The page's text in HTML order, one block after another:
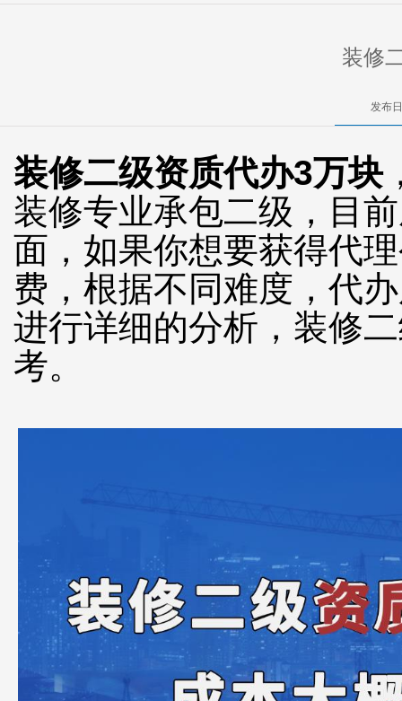
装修
发布
装修二级资质代办3万块
装修专业承包二级，目
面，如果你想要获得代
费，根据不同难度，代
进行详细的分析，装修
考。